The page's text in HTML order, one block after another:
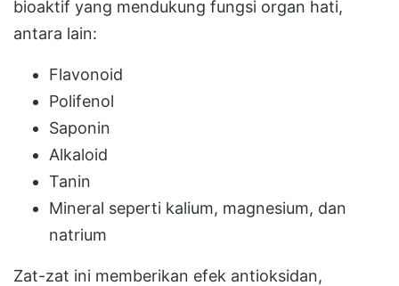
bioaktif yang mendukung fungsi organ hati,
antara lain:
Flavonoid
Polifenol
Saponin
Alkaloid
Tanin
Mineral seperti kalium, magnesium, dan
natrium
Zat-zat ini memberikan efek antioksidan,